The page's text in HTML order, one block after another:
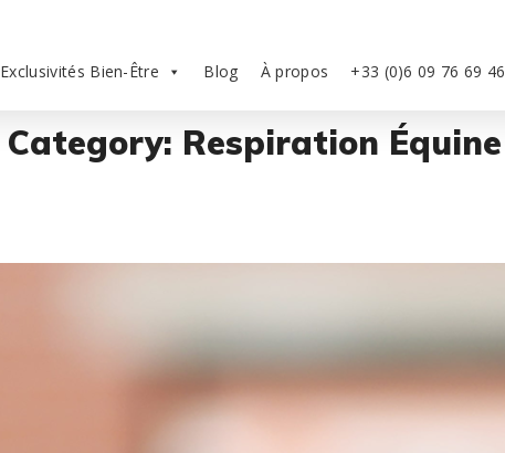
Exclusivités Bien-Être Blog À propos +33 (0)6 09 76 69 46
Category: Respiration Équine